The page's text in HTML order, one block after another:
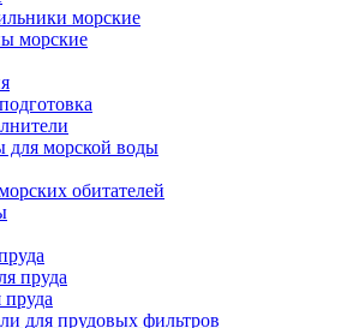
морские
морские
для морской воды
обитателей
пруда
для прудовых фильтров